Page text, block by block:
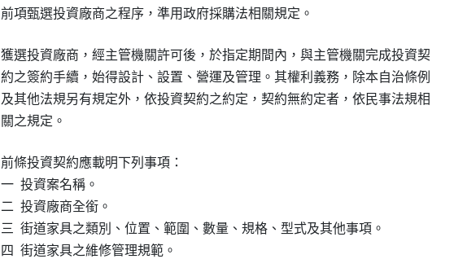
前項甄選投資廠商之程序，準用政府採購法相關規定。
獲選投資廠商，經主管機關許可後，於指定期間內，與主管機關完成投資契
約之簽約手續，始得設計、設置、營運及管理。其權利義務，除本自治條例
及其他法規另有規定外，依投資契約之約定，契約無約定者，依民事法規相
關之規定。
前條投資契約應載明下列事項：
一  投資案名稱。
二  投資廠商全銜。
三  街道家具之類別、位置、範圍、數量、規格、型式及其他事項。
四  街道家具之維修管理規範。